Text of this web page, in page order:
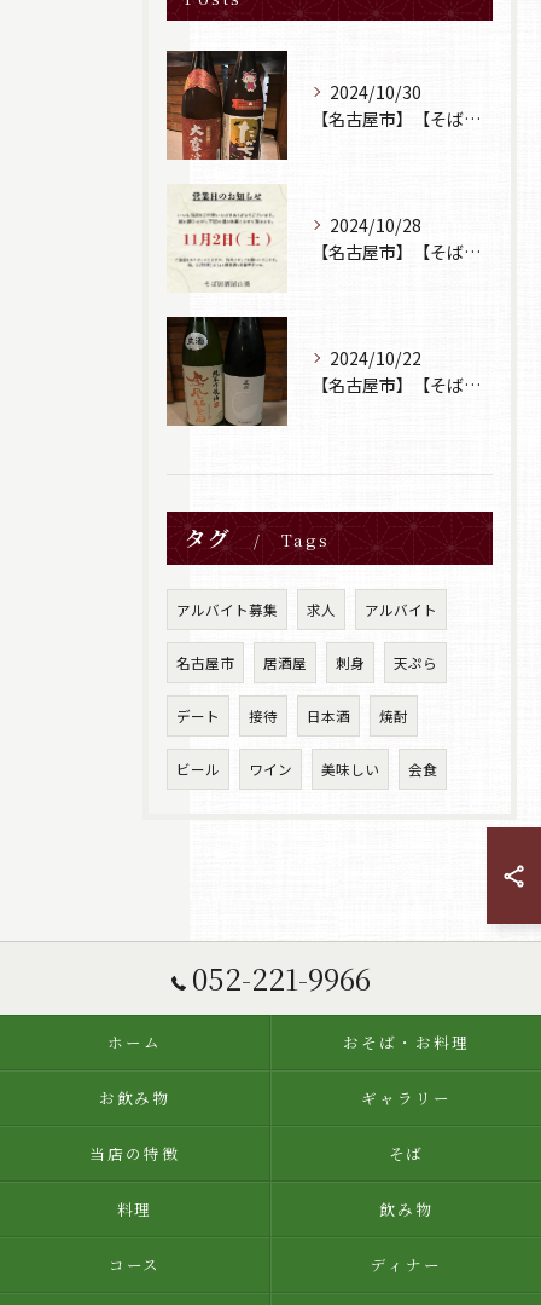
2024/10/30
【名古屋市】【そば居酒屋山葵】【日本酒】
2024/10/28
【名古屋市】【そば居酒屋山葵】【営業日のお知らせ】
2024/10/22
【名古屋市】【そば居酒屋山葵】【日本酒】
タグ Tags
アルバイト募集 求人 アルバイト
名古屋市 居酒屋 刺身 天ぷら
デート 接待 日本酒 焼酎
ビール ワイン 美味しい 会食
052-221-9966
ホーム おそば・お料理
お飲み物 ギャラリー
当店の特徴 そば
料理 飲み物
コース ディナー